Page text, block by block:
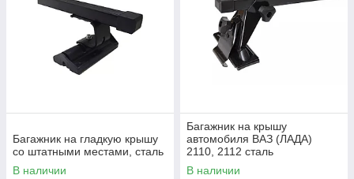
Багажник на гладкую крышу
со штатными местами, сталь
В наличии
Багажник на крышу
автомобиля ВАЗ (ЛАДА)
2110, 2112 сталь
В наличии